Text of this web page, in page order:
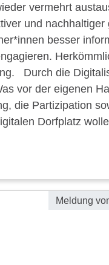
vermehrt
und nachhaltiger
besser
Durch die
vor der eigenen
die Partizipation
Dorfplatz
Meldung